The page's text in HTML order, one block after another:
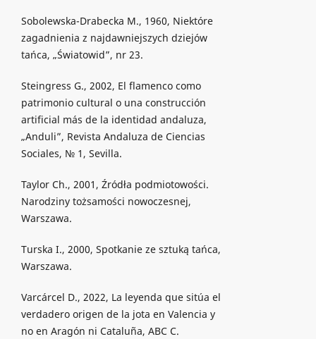
Sobolewska-Drabecka M., 1960, Niektóre
zagadnienia z najdawniejszych dziejów
tańca, „Światowid”, nr 23.
Steingress G., 2002, El flamenco como
patrimonio cultural o una construcción
artificial más de la identidad andaluza,
„Anduli”, Revista Andaluza de Ciencias
Sociales, № 1, Sevilla.
Taylor Ch., 2001, Źródła podmiotowości.
Narodziny tożsamości nowoczesnej,
Warszawa.
Turska I., 2000, Spotkanie ze sztuką tańca,
Warszawa.
Varcárcel D., 2022, La leyenda que sitúa el
verdadero origen de la jota en Valencia y
no en Aragón ni Cataluña, ABC C.